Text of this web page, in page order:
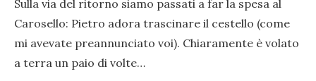
Sulla via del ritorno siamo passati a far la spesa al
Carosello: Pietro adora trascinare il cestello (come
mi avevate preannunciato voi). Chiaramente è volato
a terra un paio di volte…